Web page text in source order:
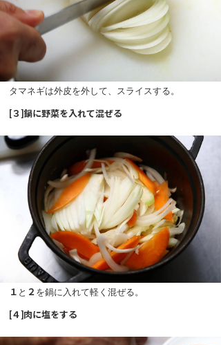
タマネギは外皮を外して、スライスする。
[３]鍋に野菜を入れて混ぜる
１ と ２を鍋に入れて軽く混ぜる。
[４]肉に塩をする